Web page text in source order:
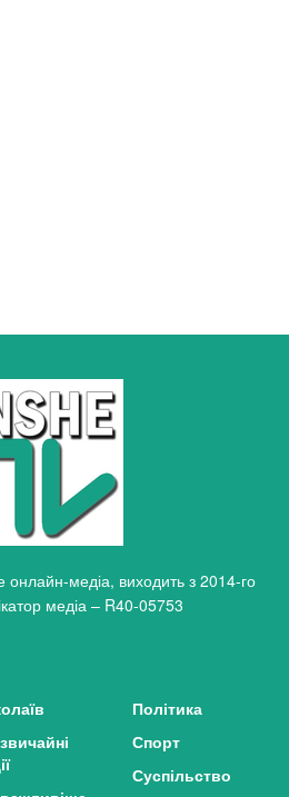
онлайн-медіа, виходить з 2014-го
медіа – R40-05753
Політика
Спорт
Суспільство